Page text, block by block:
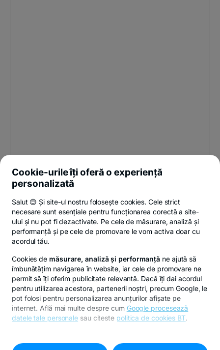
Cookie-urile îți oferă o experiență
personalizată
Salut 😊 Și site-ul nostru folosește cookies. Cele strict
necesare sunt esențiale pentru funcționarea corectă a site-
ului și nu pot fi dezactivate. Pe cele de măsurare, analiză și
performanță și pe cele de promovare le vom activa doar cu
acordul tău.
Cookies de măsurare, analiză și performanță ne ajută să
îmbunătățim navigarea în website, iar cele de promovare ne
permit să îți oferim publicitate relevantă. Dacă îți dai acordul
pentru utilizarea acestora, partenerii noștri, precum Google, le
pot folosi pentru personalizarea anunțurilor afișate pe
internet. Află mai multe despre cum Google procesează
datele tale personale sau citeste politica de cookies BT.
cookies"